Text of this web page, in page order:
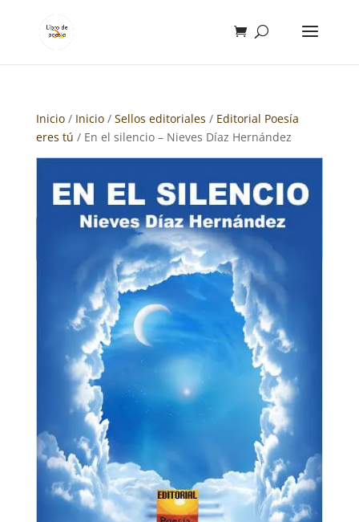
Inicio/ Inicio/ Sellos editoriales / Editorial Poesía
eres tú / En el silencio – Nieves Díaz Hernández